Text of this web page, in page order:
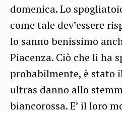
domenica. Lo
come tale dev’essere
lo sanno benissimo
Piacenza. Ciò che li ha
probabilmente, è stato
ultras danno allo
biancorossa. E’ il loro